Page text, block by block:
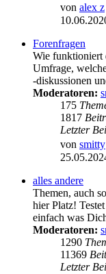
von alex z
Forenfragen
Wie funktioniert
Umfrage,
-diskussionen
Moderatoren:
175
1817
Letzter
von smitty
alles andere
Themen, auch
hier Platz!
einfach was
Moderatoren:
1290
11369
Letzter